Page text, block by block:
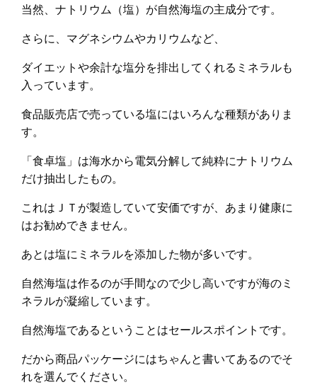
当然、ナトリウム（塩）が自然海塩の主成分です。
さらに、マグネシウムやカリウムなど、
ダイエットや余計な塩分を排出してくれるミネラルも
入っています。
食品販売店で売っている塩にはいろんな種類がありま
す。
「食卓塩」は海水から電気分解して純粋にナトリウム
だけ抽出したもの。
これはＪＴが製造していて安価ですが、あまり健康に
はお勧めできません。
あとは塩にミネラルを添加した物が多いです。
自然海塩は作るのが手間なので少し高いですが海のミ
ネラルが凝縮しています。
自然海塩であるということはセールスポイントです。
だから商品パッケージにはちゃんと書いてあるのでそ
れを選んでください。